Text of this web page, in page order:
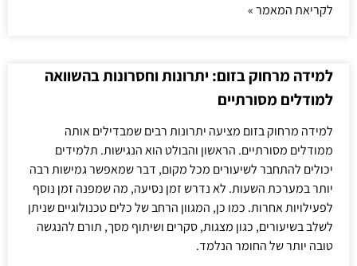
לקריאת המאמר »
למידה מרחוק בזום: יתרונות וחסרונות בהשוואה
למודלים מסורתיים
למידה מרחוק בזום מציעה יתרונות רבים שמבדילים אותה
ממודלים מסורתיים. הראשון והבולט הוא הנגישות. תלמידים
יכולים להתחבר לשיעורים מכל מקום, דבר שמאפשר גמישות רבה
יותר במערכת השעות. לא נדרש זמן נסיעה, מה שמפנה זמן נוסף
לפעילויות אחרות. כמו כן, המגוון הרחב של כלים טכנולוגיים שניתן
לשלב בשיעורים, כגון מצגות, סקרים ושיתוף מסך, תורם להנגשה
טובה יותר של החומר הנלמד.